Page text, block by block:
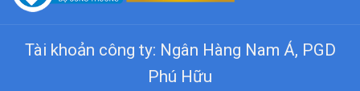
Tài khoản công ty: Ngân Hàng Nam Á, PGD
Phú Hữu